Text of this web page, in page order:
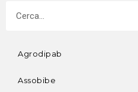
Agrodipab
Assobibe